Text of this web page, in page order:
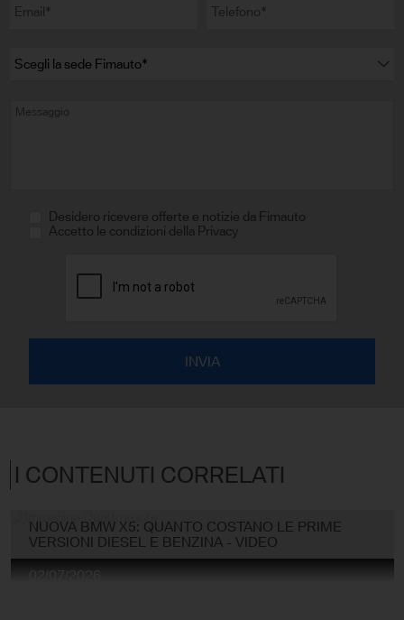
Desidero ricevere offerte e notizie da Fimauto
Accetto le condizioni della Privacy
I CONTENUTI CORRELATI
NUOVA BMW X5: QUANTO COSTANO LE PRIME
VERSIONI DIESEL E BENZINA - VIDEO